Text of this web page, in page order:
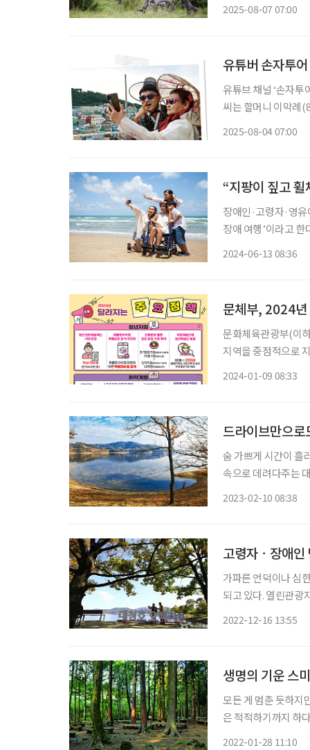
2025-08-07 07:00
유튜버 손자투
유튜브 채널 ‘손자
씨는 할머니 이막례
2025-08-04 07:00
“지팡이 짚고
장애인·고령자·영
장애 여행’이라고
2024-06-13 08:36
문체부, 2024년
문화체육관광부(이
지역을 중점적으로
2024-01-09 08:33
드라이브만으
숨 가쁘게 시간이 흘
속으로 데려다주는
2023-02-10 08:38
고령자ㆍ장애인
가파른 언덕이나 심
되고 있다. 열린관광지는 고령자, 장애인, 영유아 동반 가족, 임산부 등 관광 약자의 관광지 내
2022-12-16 13:55
생명의 기운 스
모든 게 멈춘 듯하지
은 적적하기까지 하
2022-01-28 11:10